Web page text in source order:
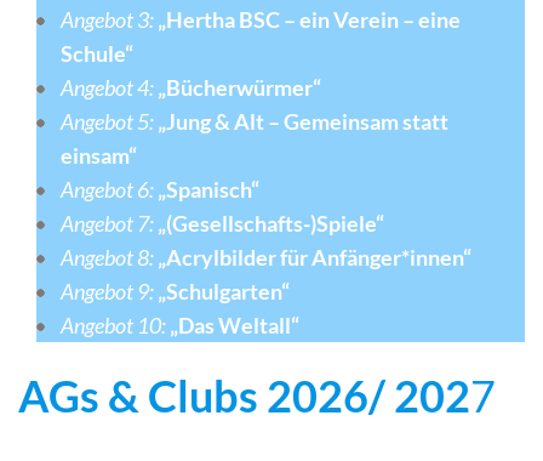
Angebot 3:„Hertha BSC – ein Verein – eine
Schule“
Angebot 4:„Bücherwürmer“
Angebot 5:„Jung & Alt–Gemeinsam statt
einsam“
Angebot 6:„Spanisch“
Angebot 7:„(Gesellschafts-)Spiele“
Angebot 8:„Acrylbilder für Anfänger*innen“
Angebot 9:„Schulgarten“
Angebot 10:„Das Weltall“
AGs & Clubs 2026/ 2027